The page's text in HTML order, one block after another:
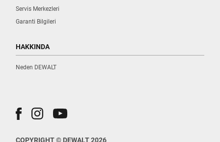
Servis Merkezleri
Garanti Bilgileri
HAKKINDA
Neden DEWALT
COPYRIGHT © DEWALT 2026